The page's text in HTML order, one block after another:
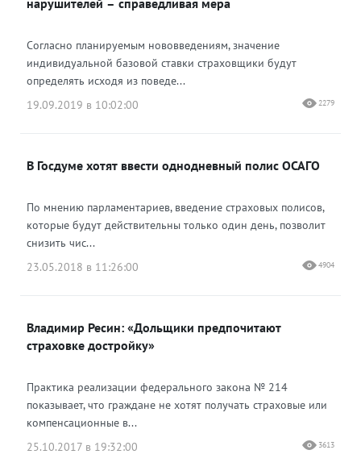
нарушителей – справедливая мера
Согласно планируемым нововведениям, значение
индивидуальной базовой ставки страховщики будут
определять исходя из поведе...
19.09.2019 в 10:02:00
2279
В Госдуме хотят ввести однодневный полис ОСАГО
По мнению парламентариев, введение страховых полисов,
которые будут действительны только один день, позволит
снизить чис...
23.05.2018 в 11:26:00
4904
Владимир Ресин: «Дольщики предпочитают
страховке достройку»
Практика реализации федерального закона № 214
показывает, что граждане не хотят получать страховые или
компенсационные в...
25.10.2017 в 19:32:00
3613